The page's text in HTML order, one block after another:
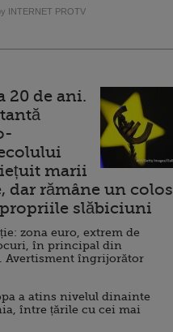
INTERNET PROTV
20 de ani.
marii
dar rămâne un colos
slăbiciuni
zona euro, extrem de
în principal din
Avertisment îngrijorător
a atins nivelul dinainte
între țările cu cei mai